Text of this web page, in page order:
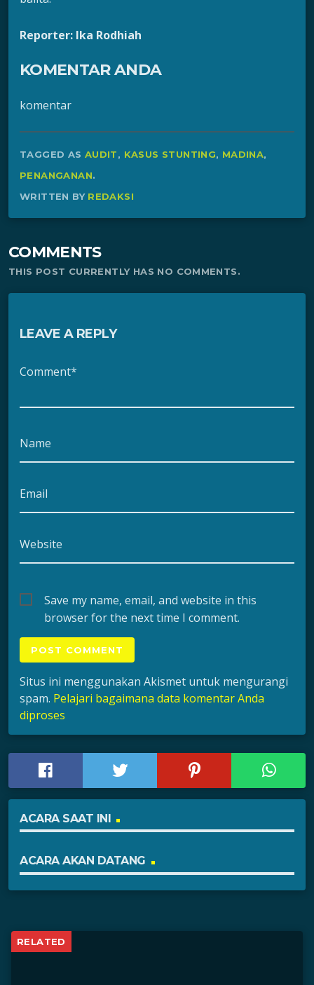
Reporter: Ika Rodhiah
KOMENTAR ANDA
komentar
TAGGED AS AUDIT, KASUS STUNTING, MADINA,
PENANGANAN.
WRITTEN BY REDAKSI
COMMENTS
THIS POST CURRENTLY HAS NO COMMENTS.
LEAVE A REPLY
Comment*
Name
Email
Website
Save my name, email, and website in this
browser for the next time I comment.
Situs ini menggunakan Akismet untuk mengurangi
spam. Pelajari bagaimana data komentar Anda
diproses
ACARA SAAT INI
ACARA AKAN DATANG
RELATED